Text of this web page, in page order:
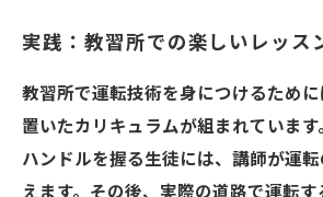
実践：教習所での楽しいレッス
教習所で運転技術を身につけるため
置いたカリキュラムが組まれていま
ハンドルを握る生徒には、講師が運
えます。その後、実際の道路で運転す